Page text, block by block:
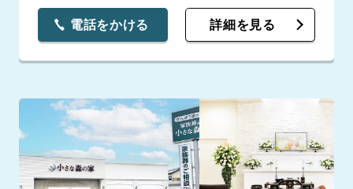
電話をかける 詳細を見る